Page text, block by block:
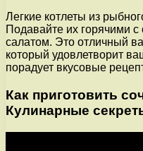
Легкие котлеты из
Подавайте их горячими
салатом. Это отличный
который удовлетворит
порадует вкусовые
Как приготовить
Кулинарные